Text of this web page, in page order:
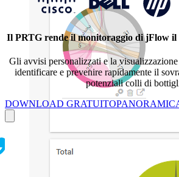
Il PRTG rende il monitoraggio di jFlow il
Gli avvisi personalizzati e la
identificare e prevenire rapidamente il
potenziali colli di
DOWNLOAD GRATUITO